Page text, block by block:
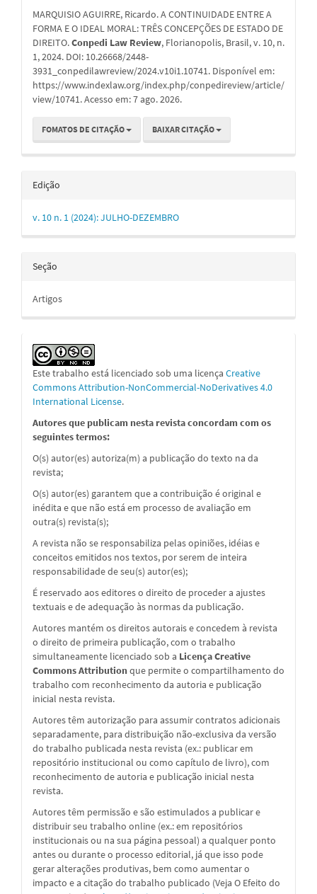
artigo
MARQUISIO AGUIRRE, Ricardo. A CONTINUIDADE ENTRE A
FORMA E O IDEAL MORAL: TRÊS CONCEPÇÕES DE ESTADO DE
DIREITO.Conpedi Law Review, Florianopolis, Brasil, v. 10, n.
1, 2024. DOI: 10.26668/2448-
3931_conpedilawreview/2024.v10i1.10741. Disponível em:
https://www.indexlaw.org/index.php/conpedireview/article/
view/10741. Acesso em: 7 ago. 2026.
FOMATOS DE CITAÇÃO BAIXAR CITAÇÃO
Edição
v. 10 n. 1 (2024): JULHO-DEZEMBRO
Seção
Artigos
Este trabalho está licenciado sob uma licença Creative
Commons Attribution-NonCommercial-NoDerivatives 4.0
International License.
Autores que publicam nesta revista concordam com os
seguintes termos:
O(s) autor(es) autoriza(m) a publicação do texto na da
revista;
O(s) autor(es) garantem que a contribuição é original e
inédita e que não está em processo de avaliação em
outra(s) revista(s);
A revista não se responsabiliza pelas opiniões, idéias e
conceitos emitidos nos textos, por serem de inteira
responsabilidade de seu(s) autor(es);
É reservado aos editores o direito de proceder a ajustes
textuais e de adequação às normas da publicação.
Autores mantém os direitos autorais e concedem à revista
o direito de primeira publicação, com o trabalho
simultaneamente licenciado sob a Licença Creative
Commons Attributionque permite o compartilhamento do
trabalho com reconhecimento da autoria e publicação
inicial nesta revista.
Autores têm autorização para assumir contratos adicionais
separadamente, para distribuição não-exclusiva da versão
do trabalho publicada nesta revista (ex.: publicar em
repositório institucional ou como capítulo de livro), com
reconhecimento de autoria e publicação inicial nesta
revista.
Autores têm permissão e são estimulados a publicar e
distribuir seu trabalho online (ex.: em repositórios
institucionais ou na sua página pessoal) a qualquer ponto
antes ou durante o processo editorial, já que isso pode
gerar alterações produtivas, bem como aumentar o
impacto e a citação do trabalho publicado (Veja O Efeito do